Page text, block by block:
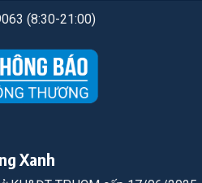
(8:30-21:00)
Xanh